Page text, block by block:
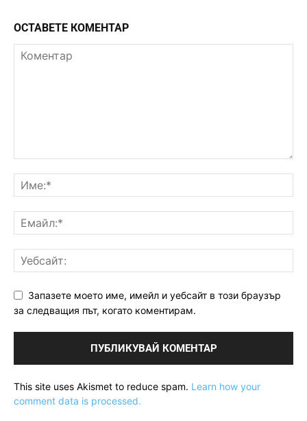
ОСТАВЕТЕ КОМЕНТАР
Запазете моето име, имейл и уебсайт в този браузър
за следващия път, когато коментирам.
This site uses Akismet to reduce spam. Learn how your
comment data is processed.